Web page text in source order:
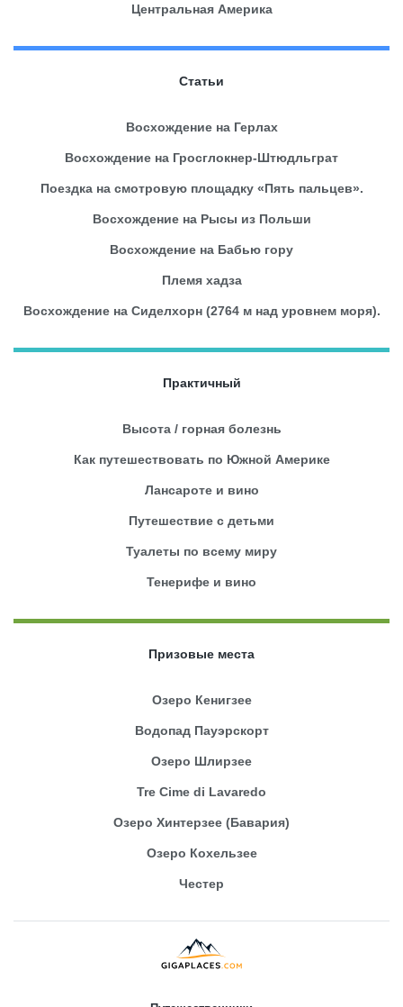
Центральная Америка
Статьи
Восхождение на Герлах
Восхождение на Гросглокнер-Штюдльграт
Поездка на смотровую площадку «Пять пальцев».
Восхождение на Рысы из Польши
Восхождение на Бабью гору
Племя хадза
Восхождение на Сиделхорн (2764 м над уровнем моря).
Практичный
Высота / горная болезнь
Как путешествовать по Южной Америке
Лансароте и вино
Путешествие с детьми
Туалеты по всему миру
Тенерифе и вино
Призовые места
Озеро Кенигзее
Водопад Пауэрскорт
Озеро Шлирзее
Tre Cime di Lavaredo
Озеро Хинтерзее (Бавария)
Озеро Кохельзее
Честер